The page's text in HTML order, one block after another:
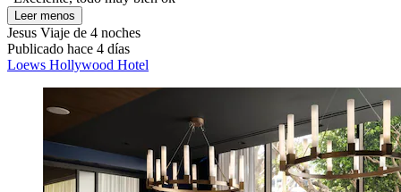
Leer menos
Jesus Viaje de 4 noches
Publicado hace 4 días
Loews Hollywood Hotel